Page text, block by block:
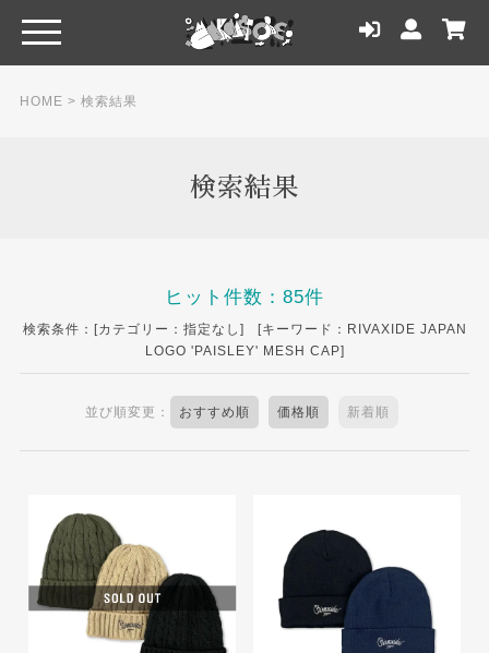
HOME > 検索結果
検索結果
ヒット件数：85件
検索条件：[カテゴリー：指定なし] [キーワード：RIVAXIDE JAPAN
LOGO 'PAISLEY' MESH CAP]
並び順変更： おすすめ順 価格順 新着順